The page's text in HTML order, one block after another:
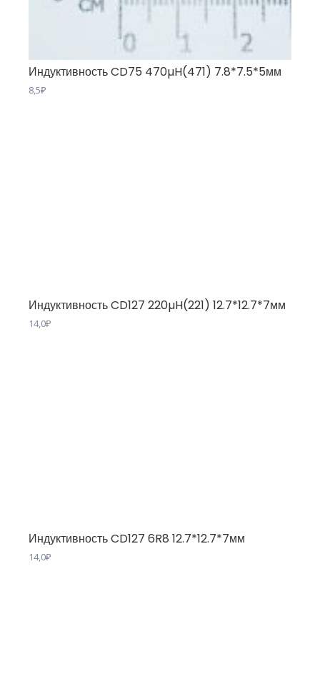
Индуктивность CD75 470µH(471) 7.8*7.5*5мм
8,5₽
Индуктивность CD127 220µH(221) 12.7*12.7*7мм
14,0₽
Индуктивность CD127 6R8 12.7*12.7*7мм
14,0₽